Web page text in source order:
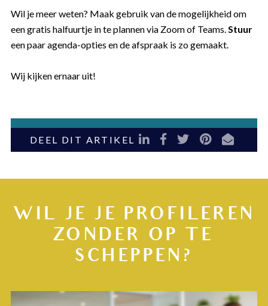
Wil je meer weten? Maak gebruik van de mogelijkheid om
een gratis halfuurtje in te plannen via Zoom of Teams.Stuur
een paar agenda-opties en de afspraak is zo gemaakt.
Wij kijken ernaar uit!
DEEL DIT ARTIKEL LinkedIn
Facebook
Twitter
Pinterest
E-mail
WIL JE JE PROFILEREN
ZONDER OP TE
SCHEPPEN?